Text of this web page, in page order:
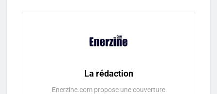
La rédaction
Enerzine.com propose une couverture